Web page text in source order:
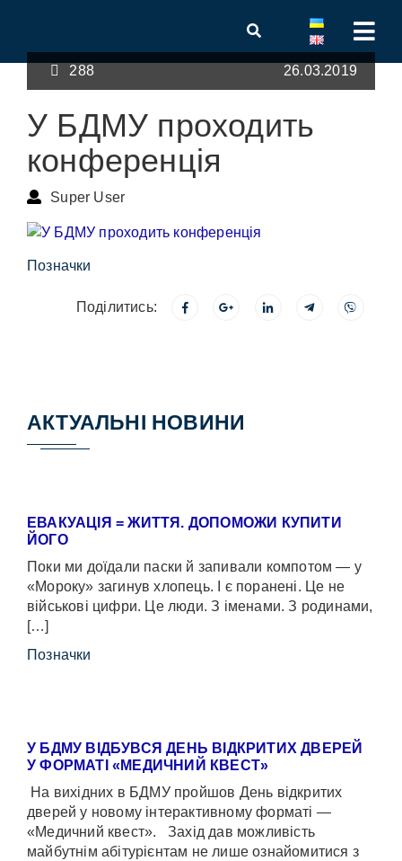
288 26.03.2019
У БДМУ проходить
конференція
Super User
Позначки
Поділитись:
АКТУАЛЬНІ НОВИНИ
ЕВАКУАЦІЯ = ЖИТТЯ. ДОПОМОЖИ КУПИТИ
ЙОГО
Поки ми доїдали паски й запивали компотом — у
«Мороку» загинув хлопець. І є поранені. Це не
військові цифри. Це люди. З іменами. З родинами,
[…]
Позначки
У БДМУ ВІДБУВСЯ ДЕНЬ ВІДКРИТИХ ДВЕРЕЙ
У ФОРМАТІ «МЕДИЧНИЙ КВЕСТ»
На вихідних в БДМУ пройшов День відкритих
дверей у новому інтерактивному форматі —
«Медичний квест». Захід дав можливість
майбутнім абітурієнтам не лише ознайомитися з